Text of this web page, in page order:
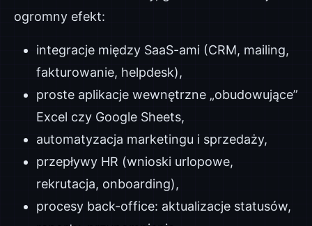
ogromny efekt:
integracje między SaaS-ami (CRM, mailing,
fakturowanie, helpdesk),
proste aplikacje wewnętrzne „obudowujące”
Excel czy Google Sheets,
automatyzacja marketingu i sprzedaży,
przepływy HR (wnioski urlopowe,
rekrutacja, onboarding),
procesy back-office: aktualizacje statusów,